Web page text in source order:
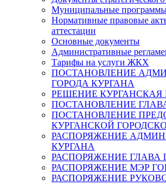
Муниципальные
Нормативные правовые
аттестации
Основные документы
Административные
Тарифы на услуги ЖКХ
ПОСТАНОВЛЕНИЕ
ГОРОДА КУРГАНА
РЕШЕНИЕ КУРГАНСКАЯ
ПОСТАНОВЛЕНИЕ
ПОСТАНОВЛЕНИЕ
КУРГАНСКОЙ
РАСПОРЯЖЕНИЕ
КУРГАНА
РАСПОРЯЖЕНИЕ ГЛАВА
РАСПОРЯЖЕНИЕ МЭР
РАСПОРЯЖЕНИЕ